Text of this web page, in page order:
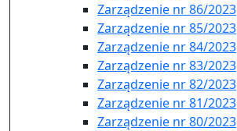
Zarządzenie nr 86/2023
Zarządzenie nr 85/2023
Zarządzenie nr 84/2023
Zarządzenie nr 83/2023
Zarządzenie nr 82/2023
Zarządzenie nr 81/2023
Zarządzenie nr 80/2023